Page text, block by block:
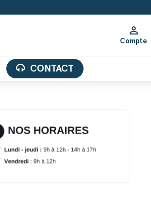
person
Compte
CONTACT